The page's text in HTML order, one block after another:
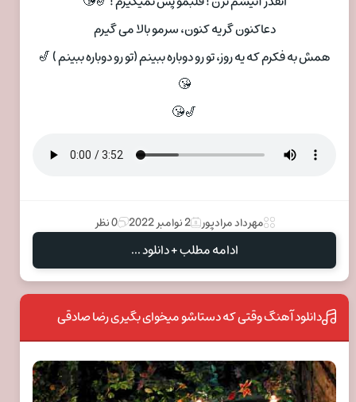
دعاکنون گریه کنون، سرمو بالا می گیرم
همش به فکرم که یه روز، تو رو دوباره ببینم (تو رو دوباره ببینم ) 🎷
😘
🎷😘
مهرداد مرادپور 2 نوامبر 2022 0 نظر
ادامه مطلب + دانلود ...
دانلود آهنگ وقتی که دستاشو میخوای بگیری رضا صادقی